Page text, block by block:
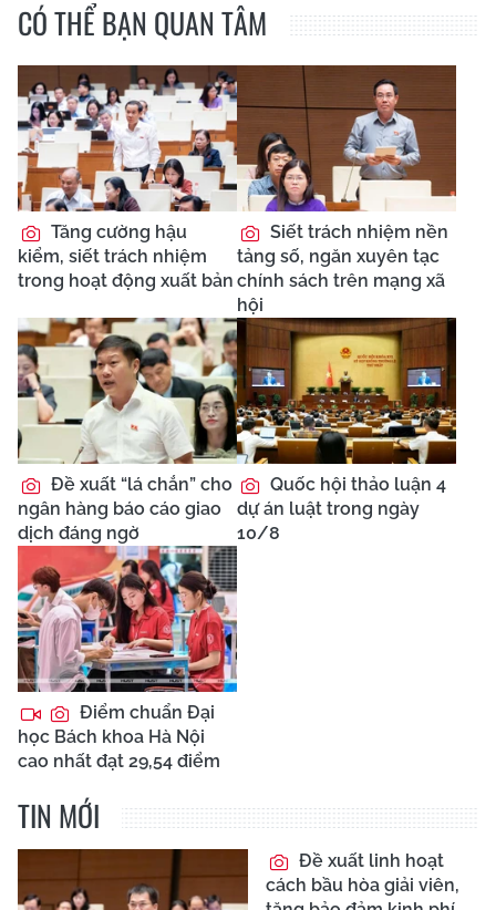
CÓ THỂ BẠN QUAN TÂM
Tăng cường hậu
kiểm, siết trách nhiệm
trong hoạt động xuất bản
Siết trách nhiệm nền
tảng số, ngăn xuyên tạc
chính sách trên mạng xã
hội
Đề xuất “lá chắn” cho
ngân hàng báo cáo giao
dịch đáng ngờ
Quốc hội thảo luận 4
dự án luật trong ngày
10/8
Điểm chuẩn Đại
học Bách khoa Hà Nội
cao nhất đạt 29,54 điểm
TIN MỚI
Đề xuất linh hoạt
cách bầu hòa giải viên,